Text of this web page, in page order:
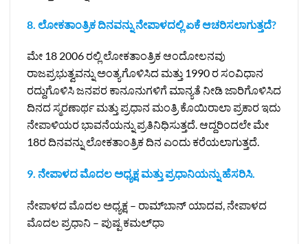
8. ಲೋಕತಾಂತ್ರಿಕ ದಿನವನ್ನು ನೇಪಾಳದಲ್ಲಿ ಏಕೆ ಆಚರಿಸಲಾಗುತ್ತದೆ?
ಮೇ 18 2006 ರಲ್ಲಿ ಲೋಕತಾಂತ್ರಿಕ ಆಂದೋಲನವು
ರಾಜಪ್ರಭುತ್ವವನ್ನು ಅಂತ್ಯಗೊಳಿಸಿದ ಮತ್ತು 1990 ರ ಸಂವಿಧಾನ
ರದ್ದುಗೊಳಿಸಿ ಜನಪರ ಕಾನೂನುಗಳಿಗೆ ಮಾನ್ಯತೆ ನೀಡಿ ಜಾರಿಗೊಳಿಸಿದ
ದಿನದ ಸ್ಮರಣಾರ್ಥ ಮತ್ತು ಪ್ರಧಾನ ಮಂತ್ರಿ ಕೊಯಿರಾಲಾ ಪ್ರಕಾರ ಇದು
ನೇಪಾಳಿಯರ ಭಾವನೆಯನ್ನು ಪ್ರತಿನಿಧಿಸುತ್ತದೆ. ಆದ್ದರಿಂದಲೇ ಮೇ
18ರ ದಿನವನ್ನು ಲೋಕತಾಂತ್ರಿಕ ದಿನ ಎಂದು ಕರೆಯಲಾಗುತ್ತದೆ.
9. ನೇಪಾಳದ ಮೊದಲ ಅಧ್ಯಕ್ಷ ಮತ್ತು ಪ್ರಧಾನಿಯನ್ನು ಹೆಸರಿಸಿ.
ನೇಪಾಳದ ಮೊದಲ ಅಧ್ಯಕ್ಷ – ರಾಮ್‌ಬಾನ್ ಯಾದವ, ನೇಪಾಳದ
ಮೊದಲ ಪ್ರಧಾನಿ – ಪುಷ್ಪ ಕಮಲ್‌ಧಾ‌